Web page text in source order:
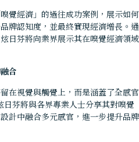
覺經濟」的過往成功案例，展示如何
牌認知度，並最終實現經濟增長。通
日芬將向業界展示其在嗅覺經濟領域
合
在視覺與觸覺上，而是涵蓋了全感官
芬將與各界專業人士分享其對嗅覺
計中融合多元感官，進一步提升品牌